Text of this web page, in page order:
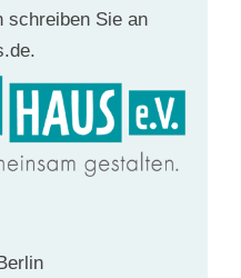
schreiben Sie an